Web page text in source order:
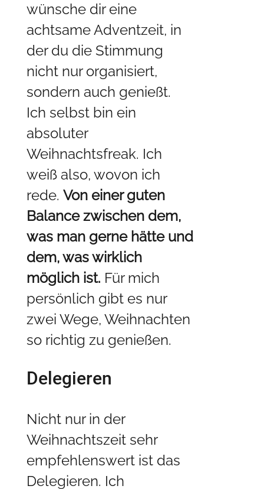
wünsche dir eine
achtsame Adventzeit, in
der du die Stimmung
nicht nur organisiert,
sondern auch genießt.
Ich selbst bin ein
absoluter
Weihnachtsfreak. Ich
weiß also, wovon ich
rede. Von einer guten
Balance zwischen dem,
was man gerne hätte und
dem, was wirklich
möglich ist. Für mich
persönlich gibt es nur
zwei Wege, Weihnachten
so richtig zu genießen.
Delegieren
Nicht nur in der
Weihnachtszeit sehr
empfehlenswert ist das
Delegieren. Ich